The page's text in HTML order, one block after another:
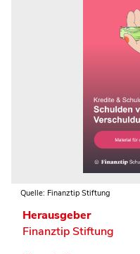
Quelle: Finanztip Stiftung
Herausgeber
Finanztip Stiftung